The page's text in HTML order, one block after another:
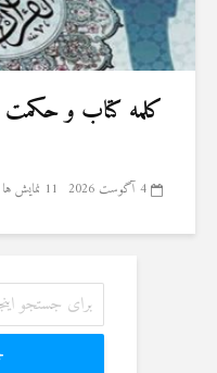
کلمه کتاب و حکمت
4 آگوست 2026 11 نمایش ها